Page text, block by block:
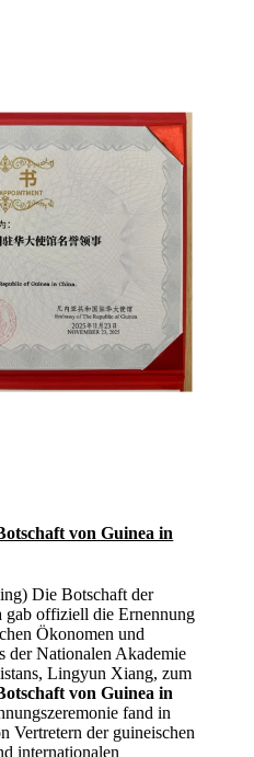
von Guinea in
Die Botschaft der
offiziell die Ernennung
Ökonomen und
der Nationalen Akademie
Lingyun Xiang, zum
von Guinea in
fand in
Vertretern der guineischen
internationalen